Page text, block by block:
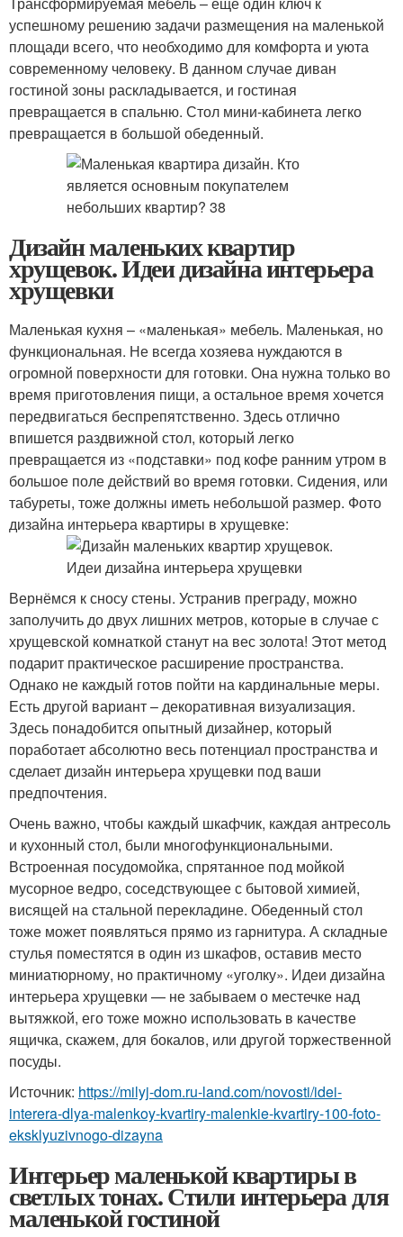
успешному решению задачи размещения на маленькой
площади всего, что необходимо для комфорта и уюта
современному человеку. В данном случае диван
гостиной зоны раскладывается, и гостиная
превращается в спальню. Стол мини-кабинета легко
превращается в большой обеденный.
Дизайн маленьких квартир
хрущевок. Идеи дизайна интерьера
хрущевки
Маленькая кухня – «маленькая» мебель. Маленькая, но
функциональная. Не всегда хозяева нуждаются в
огромной поверхности для готовки. Она нужна только во
время приготовления пищи, а остальное время хочется
передвигаться беспрепятственно. Здесь отлично
впишется раздвижной стол, который легко
превращается из «подставки» под кофе ранним утром в
большое поле действий во время готовки. Сидения, или
табуреты, тоже должны иметь небольшой размер. Фото
дизайна интерьера квартиры в хрущевке:
Вернёмся к сносу стены. Устранив преграду, можно
заполучить до двух лишних метров, которые в случае с
хрущевской комнаткой станут на вес золота! Этот метод
подарит практическое расширение пространства.
Однако не каждый готов пойти на кардинальные меры.
Есть другой вариант – декоративная визуализация.
Здесь понадобится опытный дизайнер, который
поработает абсолютно весь потенциал пространства и
сделает дизайн интерьера хрущевки под ваши
предпочтения.
Очень важно, чтобы каждый шкафчик, каждая антресоль
и кухонный стол, были многофункциональными.
Встроенная посудомойка, спрятанное под мойкой
мусорное ведро, соседствующее с бытовой химией,
висящей на стальной перекладине. Обеденный стол
тоже может появляться прямо из гарнитура. А складные
стулья поместятся в один из шкафов, оставив место
миниатюрному, но практичному «уголку». Идеи дизайна
интерьера хрущевки — не забываем о местечке над
вытяжкой, его тоже можно использовать в качестве
ящичка, скажем, для бокалов, или другой торжественной
посуды.
Источник: https://milyj-dom.ru-land.com/novosti/idei-
interera-dlya-malenkoy-kvartiry-malenkie-kvartiry-100-foto-
eksklyuzivnogo-dizayna
Интерьер маленькой квартиры в
светлых тонах. Стили интерьера для
маленькой гостиной